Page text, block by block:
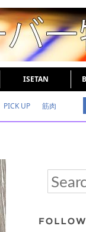
ISETAN
PICK UP 筋肉